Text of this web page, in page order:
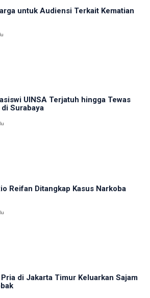
untuk Audiensi Terkait Kematian
UINSA Terjatuh hingga Tewas
Surabaya
Reifan Ditangkap Kasus Narkoba
di Jakarta Timur Keluarkan Sajam